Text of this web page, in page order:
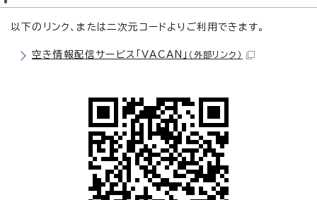
以下のリンク、または二次元コードよりご利用できます。
空き情報配信サービス「VACAN」 （外部リンク）